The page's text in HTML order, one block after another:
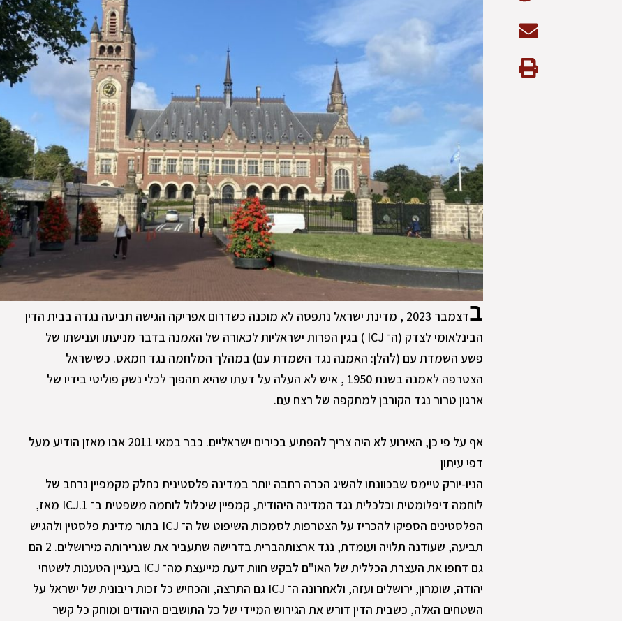
ב
דצמבר 2023 , מדינת ישראל נתפסה לא מוכנה כשדרום אפריקה הגישה תביעה נגדה בבית הדין
הבינלאומי לצדק (ה־ ICJ ) בגין הפרות ישראליות לכאורה של האמנה בדבר מניעתו וענישתו של
פשע השמדת עם (להלן: האמנה נגד השמדת עם) במהלך המלחמה נגד חמאס. כשישראל
הצטרפה לאמנה בשנת 1950 , איש לא העלה על דעתו שהיא תהפוך לכלי נשק פוליטי בידיו של
ארגון טרור נגד הקורבן למתקפה של רצח עם.
אף על פי כן, האירוע לא היה צריך להפתיע בכירים ישראליים. כבר במאי 2011 אבו מאזן הודיע מעל
דפי עיתון
הניו-יורק טיימס שבכוונתו להשיג הכרה רחבה יותר במדינה פלסטינית כחלק מקמפיין נרחב של
לוחמה דיפלומטית וכלכלית נגד המדינה היהודית, קמפיין שיכלול לוחמה משפטית ב־ 1.ICJ מאז,
הפלסטינים הספיקו להכריז על הצטרפות לסמכות השיפוט של ה־ ICJ בתור מדינת פלסטין ולהגיש
תביעה, שעודנה תלויה ועומדת, נגד ארצותהברית בדרישה שתעביר את שגרירותה מירושלים. 2 הם
גם דחפו את העצרת הכללית של האו"ם לבקש חוות דעת מייעצת מה־ ICJ בעניין הטענות לשטחי
יהודה, שומרון, ירושלים ועזה, ולאחרונה ה־ ICJ גם התרצה, והכחיש כל זכות ריבונית של ישראל על
השטחים האלה, כשבית הדין דורש את הגירוש המיידי של כל התושבים היהודים ומוחק כל קשר